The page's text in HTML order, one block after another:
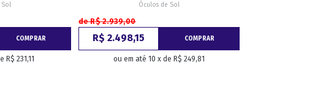
Sol
COMPRAR
R$ 231,11
Óculos de Sol
de R$ 2.939,00
R$ 2.498,15 COMPRAR
ou em até 10 x de R$ 249,81